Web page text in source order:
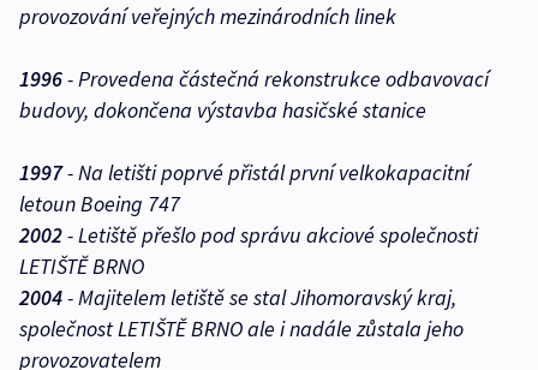
provozování veřejných mezinárodních linek
1996- Provedena částečná rekonstrukce odbavovací
budovy, dokončena výstavba hasičské stanice
1997- Na letišti poprvé přistál první velkokapacitní
letoun Boeing 747
2002- Letiště přešlo pod správu akciové společnosti
LETIŠTĚ BRNO
2004- Majitelem letiště se stal Jihomoravský kraj,
společnost LETIŠTĚ BRNO ale i nadále zůstala jeho
provozovatelem